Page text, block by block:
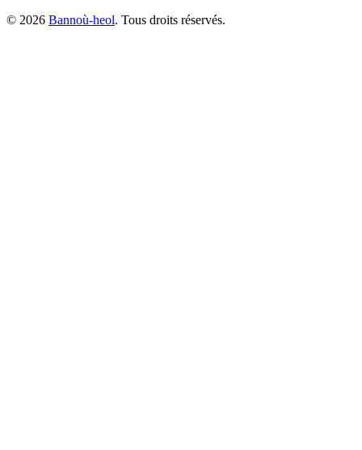
© 2026 Bannoù-heol. Tous droits réservés.